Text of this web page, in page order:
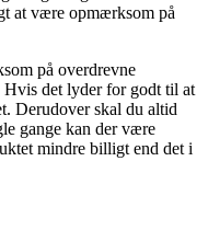
at være opmærksom på
på overdrevne
Hvis det lyder for godt til at
Derudover skal du altid
gange kan der være
mindre billigt end det i